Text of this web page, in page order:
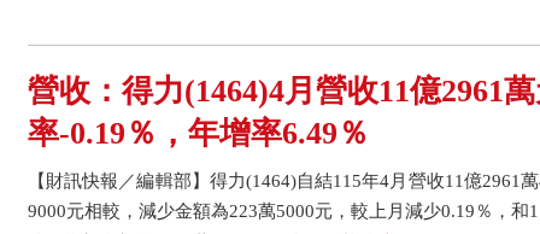
營收：得力(1464)4月營收11億2961
率-0.19％，年增率6.49％
【財訊快報／編輯部】得力(1464)自結115年4月營收11億2961
9000元相較，減少金額為223萬5000元，較上月減少0.19％，和